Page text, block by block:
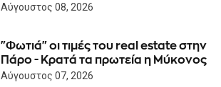
Αύγουστος 08, 2026
"Φωτιά" οι τιμές του real estate στην
Πάρο - Κρατά τα πρωτεία η Μύκονος
Αύγουστος 07, 2026